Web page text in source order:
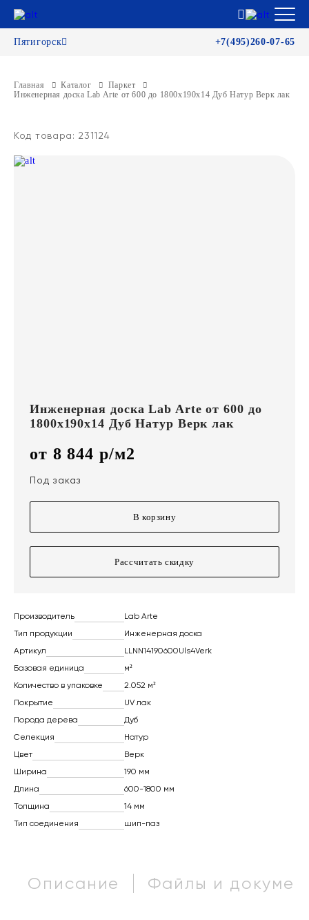
Пятигорск +7(495)260-07-65
Главная Каталог
Паркет
Инженерная доска Lab Arte от 600 до 1800х190х14 Дуб Натур Верк лак
Код товара: 231124
Инженерная доска Lab Arte от 600 до
1800х190х14 Дуб Натур Верк лак
от 8 844 р/м2
Под заказ
В корзину
Рассчитать скидку
Производитель
Lab Arte
Тип продукции
Инженерная доска
Артикул
LLNN14190600Uls4Verk
Базовая единица
м²
Количество в упаковке
2.052 м²
Покрытие
UV лак
Порода дерева
Дуб
Селекция
Натур
Цвет
Верк
Ширина
190 мм
Длина
600-1800 мм
Толщина
14 мм
Тип соединения
шип-паз
Описание Файлы и